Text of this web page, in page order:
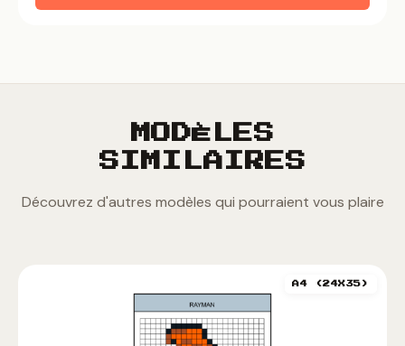
MODÈLES
SIMILAIRES
Découvrez d'autres modèles qui pourraient vous plaire
A4 (24X35)